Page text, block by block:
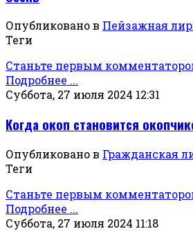
Опубликовано в Пейзажная
Теги
Станьте первым
Подробнее ...
Суббота, 27 июля 2024 12:31
Когда окоп становится
Опубликовано в Гражданская
Теги
Станьте первым
Подробнее ...
Суббота, 27 июля 2024 11:18